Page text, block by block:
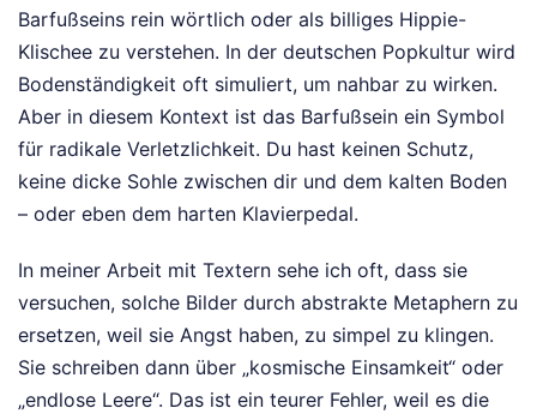
Barfußseins rein wörtlich oder als billiges Hippie-
Klischee zu verstehen. In der deutschen Popkultur wird
Bodenständigkeit oft simuliert, um nahbar zu wirken.
Aber in diesem Kontext ist das Barfußsein ein Symbol
für radikale Verletzlichkeit. Du hast keinen Schutz,
keine dicke Sohle zwischen dir und dem kalten Boden
– oder eben dem harten Klavierpedal.
In meiner Arbeit mit Textern sehe ich oft, dass sie
versuchen, solche Bilder durch abstrakte Metaphern zu
ersetzen, weil sie Angst haben, zu simpel zu klingen.
Sie schreiben dann über „kosmische Einsamkeit“ oder
„endlose Leere“. Das ist ein teurer Fehler, weil es die